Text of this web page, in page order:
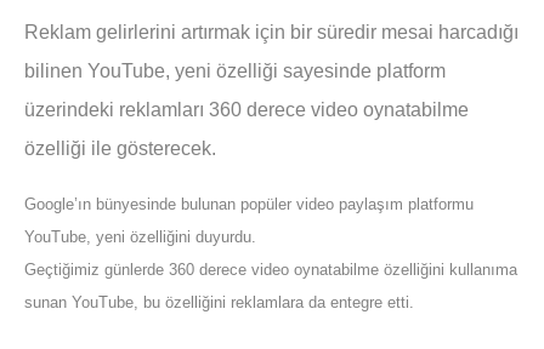
Reklam gelirlerini artırmak için bir süredir mesai harcadığı
bilinen YouTube, yeni özelliği sayesinde platform
üzerindeki reklamları 360 derece video oynatabilme
özelliği ile gösterecek.
Google’ın bünyesinde bulunan popüler video paylaşım platformu
YouTube, yeni özelliğini duyurdu.
Geçtiğimiz günlerde 360 derece video oynatabilme özelliğini kullanıma
sunan YouTube, bu özelliğini reklamlara da entegre etti.